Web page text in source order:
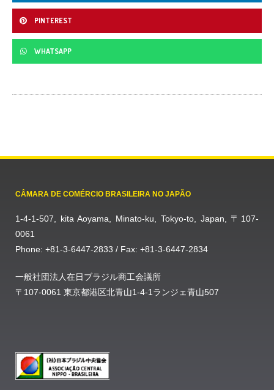
PINTEREST
WHATSAPP
CÂMARA DE COMÉRCIO BRASILEIRA NO JAPÃO
1-4-1-507, kita Aoyama, Minato-ku, Tokyo-to, Japan, 〒107-
0061
Phone: +81-3-6447-2833 / Fax: +81-3-6447-2834
一般社団法人在日ブラジル商工会議所
〒107-0061 東京都港区北青山1-4-1ランジェ青山507